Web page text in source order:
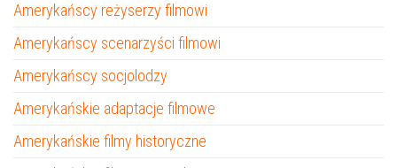
Amerykańscy reżyserzy filmowi
Amerykańscy scenarzyści filmowi
Amerykańscy socjolodzy
Amerykańskie adaptacje filmowe
Amerykańskie filmy historyczne